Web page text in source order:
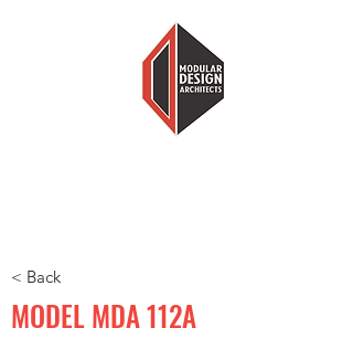
< Back
MODEL MDA 112A